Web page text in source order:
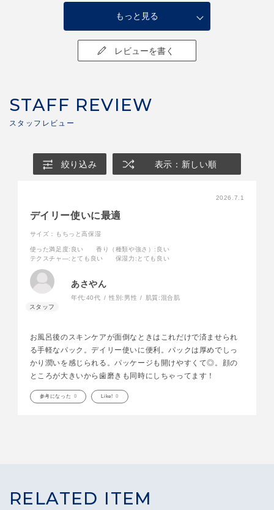
もっと見る
レビューを書く
STAFF REVIEW
絞り込み 表示：新しい順
2026.7.1
デイリー使いに最適
サイズ：もちっと高保湿
使った満足度:良い 香り（種類や強さ） :良い
テクスチャ―:とても良い 保湿力 :とても良い
あさやん
年代:40代 性別: 男性 肌質:混合肌
お風呂後のスキンケアが面倒なときはこれだけで済ませられ
る手軽なパック。デイリー使いに便利。パックは厚めでしっ
かり潤いを感じられる。パッケージも開けやすくて◎。顔の
ところが大きいから歯磨きも同時にしちゃってます！
参考になった 0 Like! 0
RELATED ITEM